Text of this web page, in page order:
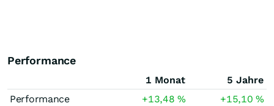
Performance
1 Monat
5 Jahre
Performance
+13,48% +15,10%